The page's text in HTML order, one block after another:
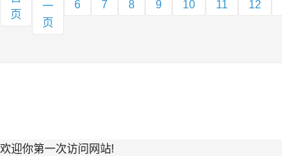
页
一
页
6 7 8 9 10 11 12
欢迎你第一次访问网站!